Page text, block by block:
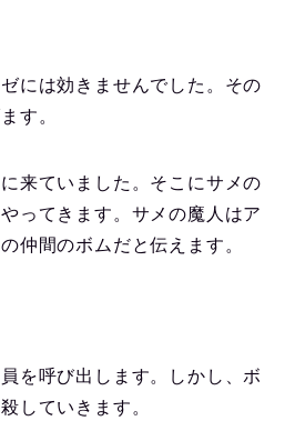
には効きませんでした。その
す。
来ていました。そこにサメの
ってきます。サメの魔人はア
仲間のボムだと伝えます。
を呼び出します。しかし、ボ
していきます。